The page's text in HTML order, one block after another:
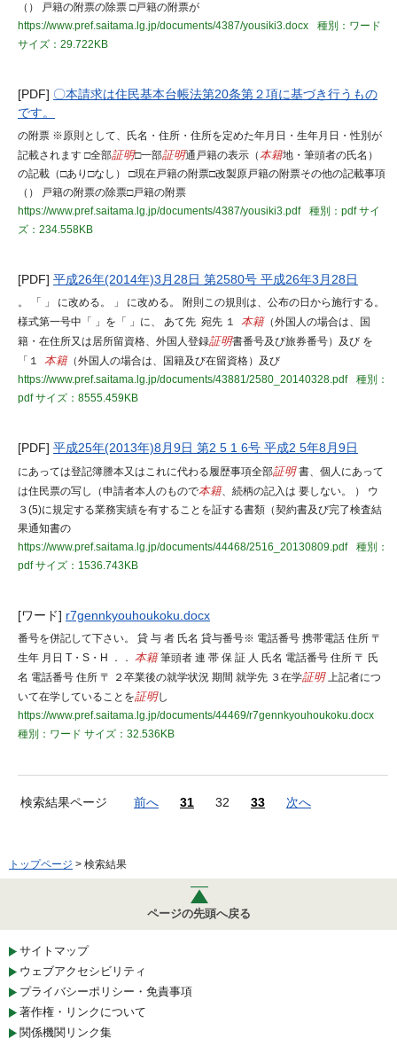
（） 戸籍の附票の除票 □戸籍の附票が
https://www.pref.saitama.lg.jp/documents/4387/yousiki3.docx
種別：ワード
サイズ：29.722KB
[PDF] 〇本請求は住民基本台帳法第20条第２項に基づき行うもの
です。
の附票 ※原則として、氏名・住所・住所を定めた年月日・生年月日・性別が
記載されます □全部証明□一部証明通戸籍の表示（本籍地・筆頭者の氏名）
の記載（□あり□なし） □現在戸籍の附票□改製原戸籍の附票その他の記載事項
（） 戸籍の附票の除票□戸籍の附票
https://www.pref.saitama.lg.jp/documents/4387/yousiki3.pdf
種別：pdfサイ
ズ：234.558KB
[PDF] 平成26年(2014年)3月28日 第2580号 平成26年3月28日
。 「 」 に改める。 」 に改める。 附則この規則は、公布の日から施行する。
様式第一号中「 」を「 」に、 あて先 宛先 １ 本籍（外国人の場合は、国
籍・在住所又は居所留資格、外国人登録証明書番号及び旅券番号）及び を
「１ 本籍（外国人の場合は、国籍及び在留資格）及び
https://www.pref.saitama.lg.jp/documents/43881/2580_20140328.pdf
種別：
pdfサイズ：8555.459KB
[PDF] 平成25年(2013年)8月9日 第2 5 1 6号 平成2 5年8月9日
にあっては登記簿謄本又はこれに代わる履歴事項全部証明書、個人にあって
は住民票の写し（申請者本人のもので本籍、続柄の記入は 要しない。 ） ウ
３(5)に規定する業務実績を有することを証する書類（契約書及び完了検査結
果通知書の
https://www.pref.saitama.lg.jp/documents/44468/2516_20130809.pdf
種別：
pdfサイズ：1536.743KB
[ワード] r7gennkyouhoukoku.docx
番号を併記して下さい。 貸 与 者 氏名 貸与番号※ 電話番号 携帯電話 住所 〒
生年 月日 T・S・H ．． 本籍筆頭者 連 帯 保 証 人 氏名 電話番号 住所 〒 氏
名 電話番号 住所 〒 ２卒業後の就学状況 期間 就学先 ３在学証明上記者につ
いて在学していることを証明し
https://www.pref.saitama.lg.jp/documents/44469/r7gennkyouhoukoku.docx
種別：ワード サイズ：32.536KB
検索結果ページ 前へ 31 32 33 次へ
トップページ > 検索結果
ページの先頭へ戻る
サイトマップ
ウェブアクセシビリティ
プライバシーポリシー・免責事項
著作権・リンクについて
関係機関リンク集